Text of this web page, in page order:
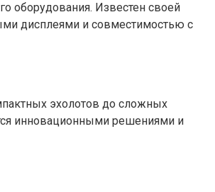
оборудования. Известен своей
дисплеями и совместимостью с
эхолотов до сложных
инновационными решениями и